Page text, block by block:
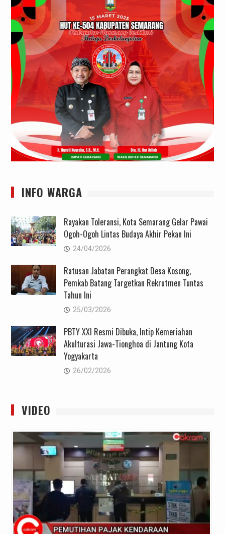
INFO WARGA
Rayakan Toleransi, Kota Semarang Gelar Pawai
Ogoh-Ogoh Lintas Budaya Akhir Pekan Ini
24/04/2026
Ratusan Jabatan Perangkat Desa Kosong,
Pemkab Batang Targetkan Rekrutmen Tuntas
Tahun Ini
25/03/2026
PBTY XXI Resmi Dibuka, Intip Kemeriahan
Akulturasi Jawa-Tionghoa di Jantung Kota
Yogyakarta
26/02/2026
VIDEO